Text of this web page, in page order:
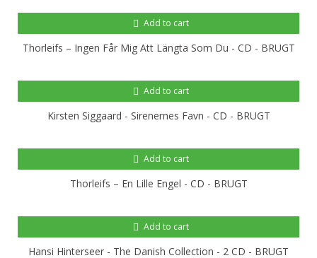
Add to cart
Thorleifs ‎– Ingen Får Mig Att Längta Som Du - CD - BRUGT
Add to cart
Kirsten Siggaard - Sirenernes Favn - CD - BRUGT
Add to cart
Thorleifs – En Lille Engel - CD - BRUGT
Add to cart
Hansi Hinterseer - The Danish Collection - 2 CD - BRUGT